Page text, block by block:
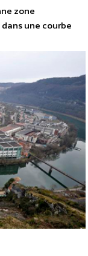
zone
une courbe